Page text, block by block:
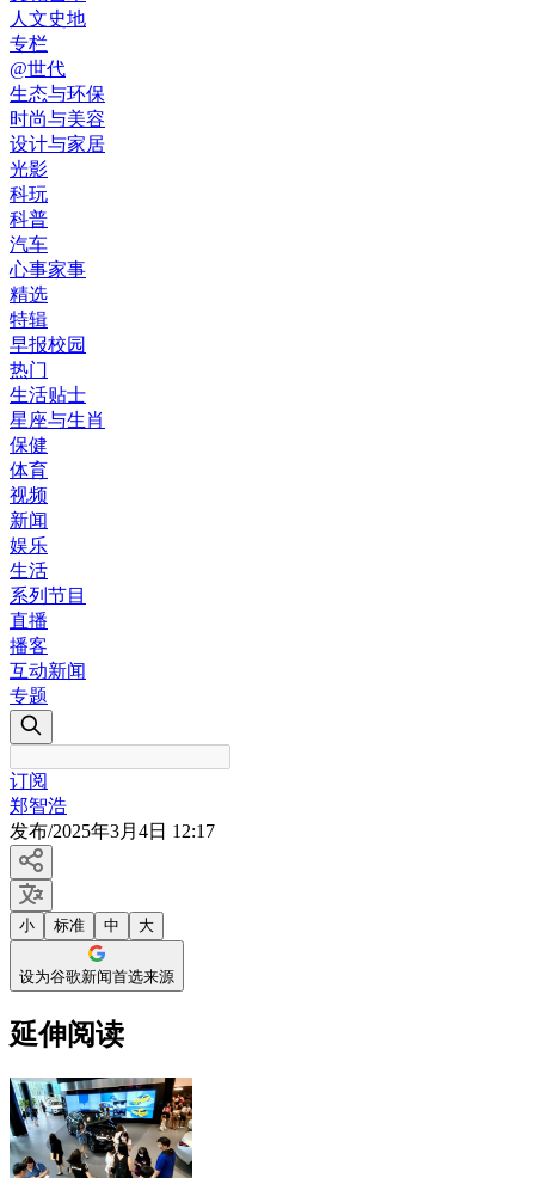
人文史地
专栏
@世代
生态与环保
时尚与美容
设计与家居
光影
科玩
科普
汽车
心事家事
精选
特辑
早报校园
热门
生活贴士
星座与生肖
保健
体育
视频
新闻
娱乐
生活
系列节目
直播
播客
互动新闻
专题
订阅
郑智浩
发布/2025年3月4日 12:17
小 标准 中 大
设为谷歌新闻首选来源
延伸阅读